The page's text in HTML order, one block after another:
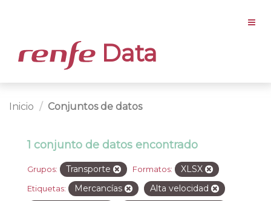
Data
Inicio Conjuntos de datos
1 conjunto de datos encontrado
Grupos: Transporte Formatos: XLSX
Etiquetas: Mercancías
Alta velocidad